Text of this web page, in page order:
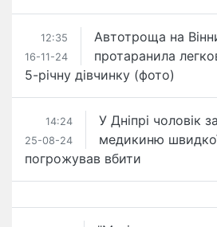
12:35
16-11-24
Автотроща на
протаранила
5-річну дівчинку (фото)
14:24
25-08-24
У Дніпрі чоловік
медикиню
погрожував вбити